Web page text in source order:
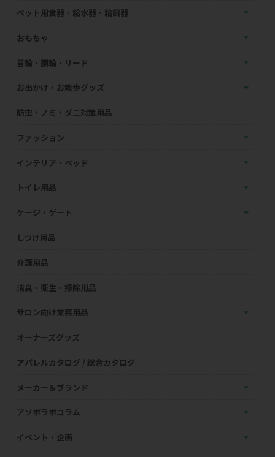
ペット用食器・給水器・給餌器
おもちゃ
首輪・胴輪・リード
お出かけ・お散歩グッズ
防虫・ノミ・ダニ対策用品
ファッション
インテリア・ベッド
トイレ用品
ケージ・ゲート
しつけ用品
介護用品
消臭・衛生・掃除用品
サロン向け業務用品
オーナーズグッズ
アパレルカタログ / 総合カタログ
メーカー＆ブランド
アソボラボコラム
イベント・企画